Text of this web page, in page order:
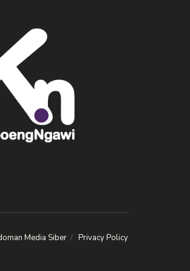
Media Siber Privacy Policy